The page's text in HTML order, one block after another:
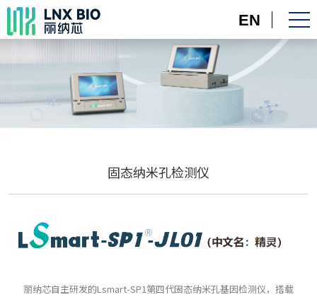
EN
固态纳米孔检测仪
丽纳芯自主研发的Lsmart-SP1第四代固态纳米孔基因检测仪，搭载